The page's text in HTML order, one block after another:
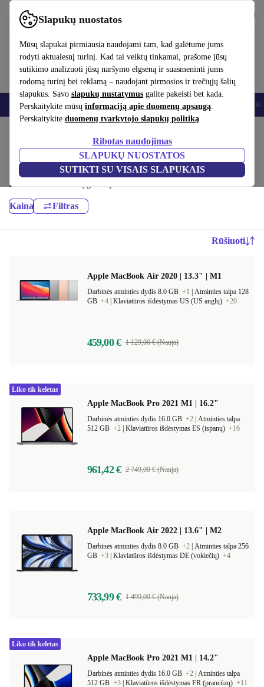
Slapukų nuostatos
Mūsų slapukai pirmiausia naudojami tam, kad galėtume jums
rodyti aktualesnį turinį. Kad tai veiktų tinkamai, prašome jūsų
sutikimo analizuoti jūsų naršymo elgseną ir suasmeninti jums
rodomą turinį bei reklamą – naudojant pirmosios ir trečiųjų šalių
slapukus. Savo slapukų nustatymus galite pakeisti bet kada.
Perskaitykite mūsų informaciją apie duomenų apsaugą.
Perskaitykite duomenų tvarkytojo slapukų politiką
Ribotas naudojimas
SLAPUKŲ NUOSTATOS
SUTIKTI SU VISAIS SLAPUKAIS
Naudok refurbed greitai ir paprastai
Išmanieji telefonai Nešiojamieji kompiuteriai Planšetės Išmanieji
MacBook:
Atnaujinti Apple Macbook – pigiau nei nauji, geriau nei naudoti,
mažiausiai 12 mėnesių garantija
Kaina Filtras
Rūšiuoti
Apple MacBook Air 2020 | 13.3" | M1
Darbinės atminties dydis 8.0 GB +1
Atminties talpa 128
GB +4 Klaviatūros išdėstymas US (US anglų) +20
459,00 € 1 129,00 € (Nauja)
Apple MacBook Pro 2021 M1 | 16.2"
Darbinės atminties dydis 16.0 GB +2 Atminties talpa
512 GB +2 Klaviatūros išdėstymas ES (ispanų) +16
961,42 € 2 749,00 € (Nauja)
Liko tik keletas
Apple MacBook Air 2022 | 13.6" | M2
Darbinės atminties dydis 8.0 GB +2 Atminties talpa 256
GB +3 Klaviatūros išdėstymas DE (vokiečių) +4
733,99 € 1 499,00 € (Nauja)
Apple MacBook Pro 2021 M1 | 14.2"
Darbinės atminties dydis 16.0 GB +2 Atminties talpa
512 GB +3 Klaviatūros išdėstymas FR (prancūzų) +11
Liko tik keletas